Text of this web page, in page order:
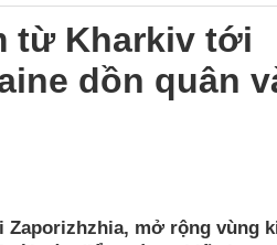
từ Kharkiv tới
dồn quân
mở rộng vùng